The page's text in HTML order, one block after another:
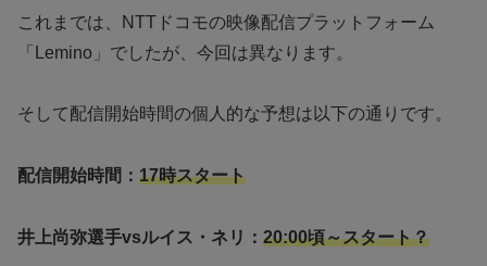
これまでは、NTTドコモの映像配信プラットフォーム
「Lemino」でしたが、今回は異なります。
そして配信開始時間の個人的な予想は以下の通りです。
配信開始時間： 17時スタート
井上尚弥選手vsルイス・ネリ： 20:00頃～スタート？